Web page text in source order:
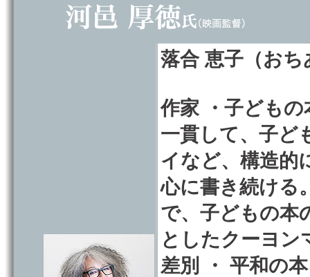
落合 恵子（お
作家 ・子ども
一貫して、子ど
イなど、構造的
心に書き続ける
で、子どもの本
としたクーヨン
差別 ・ 平和の